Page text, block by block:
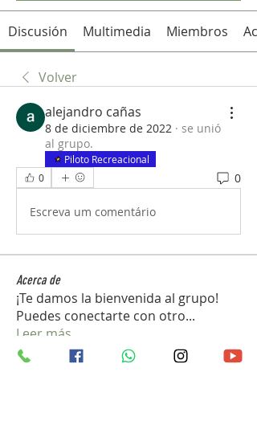
Discusión Multimedia Miembros
Volver
alejandro cañas
8 de diciembre de 2022 · se unió
al grupo.
Piloto Recreacional
0
0
Escreva um comentário
Acerca de
¡Te damos la bienvenida al grupo!
Puedes conectarte con otro...
Leer más